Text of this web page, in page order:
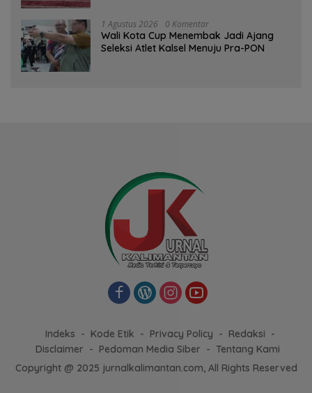
1 Agustus 2026 0 Komentar
Wali Kota Cup Menembak Jadi Ajang
Seleksi Atlet Kalsel Menuju Pra-PON
Indeks Kode Etik Privacy Policy
Redaksi
Disclaimer
Pedoman Media Siber
Tentang Kami
Copyright @ 2025 jurnalkalimantan.com, All Rights Reserved